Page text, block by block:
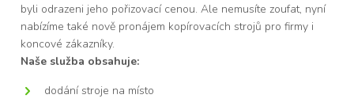
byli odrazeni jeho pořizovací cenou. Ale nemusíte zoufat, nyní
nabízíme také nově pronájem kopírovacích strojů pro firmy i
koncové zákazníky.
Naše služba obsahuje:
dodání stroje na místo